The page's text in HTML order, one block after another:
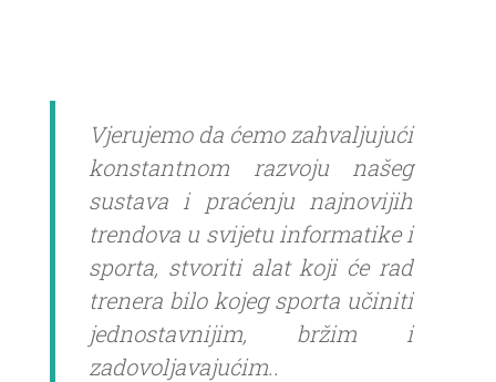
Vjerujemo da ćemo zahvaljujući
konstantnom razvoju našeg
sustava i praćenju najnovijih
trendova u svijetu informatike i
sporta, stvoriti alat koji će rad
trenera bilo kojeg sporta učiniti
jednostavnijim, bržim i
zadovoljavajućim..